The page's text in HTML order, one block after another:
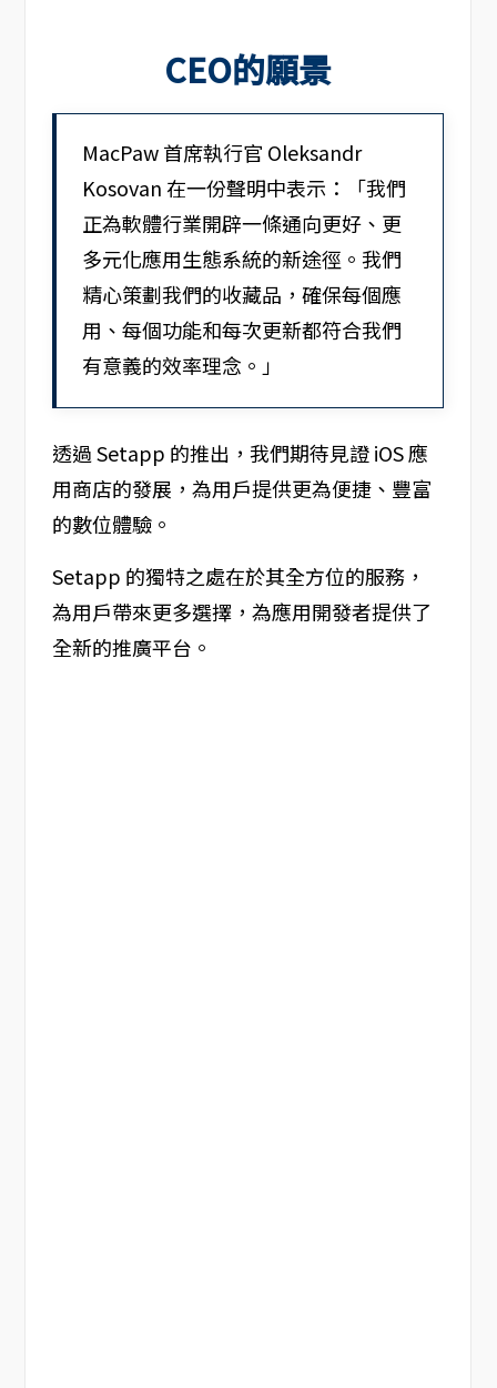
CEO的願景
MacPaw 首席執行官 Oleksandr
Kosovan 在一份聲明中表示：「我們
正為軟體行業開辟一條通向更好、更
多元化應用生態系統的新途徑。我們
精心策劃我們的收藏品，確保每個應
用、每個功能和每次更新都符合我們
有意義的效率理念。」
透過 Setapp 的推出，我們期待見證 iOS 應
用商店的發展，為用戶提供更為便捷、豐富
的數位體驗。
Setapp 的獨特之處在於其全方位的服務，
為用戶帶來更多選擇，為應用開發者提供了
全新的推廣平台。